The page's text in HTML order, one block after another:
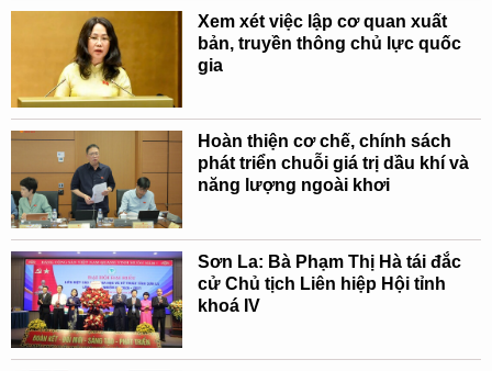
Xem xét việc lập cơ quan xuất
bản, truyền thông chủ lực quốc
gia
Hoàn thiện cơ chế, chính sách
phát triển chuỗi giá trị dầu khí và
năng lượng ngoài khơi
Sơn La: Bà Phạm Thị Hà tái đắc
cử Chủ tịch Liên hiệp Hội tỉnh
khoá IV